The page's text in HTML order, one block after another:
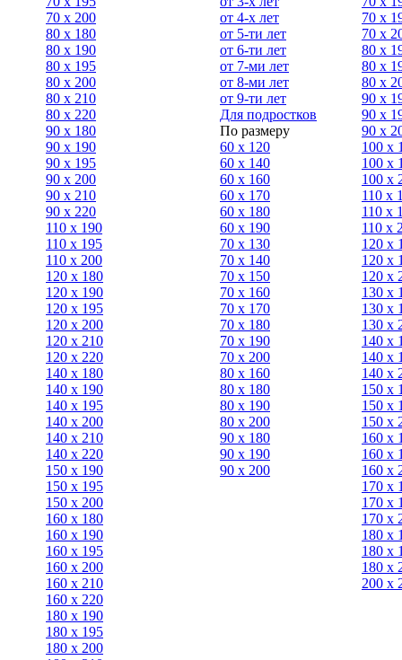
70 х 200
80 х 180
80 х 190
80 х 195
80 х 200
80 x 210
80 x 220
90 x 180
90 х 190
90 х 195
90 х 200
90 x 210
90 x 220
110 x 190
110 x 195
110 x 200
120 x 180
120 х 190
120 х 195
120 х 200
120 x 210
120 x 220
140 x 180
140 х 190
140 х 195
140 х 200
140 x 210
140 x 220
150 х 190
150 х 195
150 х 200
160 x 180
160 х 190
160 х 195
160 х 200
160 x 210
160 x 220
180 х 190
180 х 195
180 х 200
от 4-х лет
от 5-ти лет
от 6-ти лет
от 7-ми лет
от 8-ми лет
от 9-ти лет
Для подростков
По размеру
60 х 120
60 х 140
60 х 160
60 х 170
60 х 180
60 х 190
70 х 130
70 х 140
70 х 150
70 х 160
70 х 170
70 х 180
70 х 190
70 х 200
80 х 160
80 х 180
80 x 190
80 x 200
90 х 180
90 x 190
90 x 200
70 х
70 x
80 x
80 x
80 x
90 x
90 x
90 x
100 x
100 х
100 x
110 x
110 х
110 х
120 х
120 х
120 х
130 х
130 х
130 х
140 х
140 х
140 х
150 х
150 х
150 х
160 х
160 х
160 х
170 х
170 х
170 х
180 х
180 х
180 х
200 x